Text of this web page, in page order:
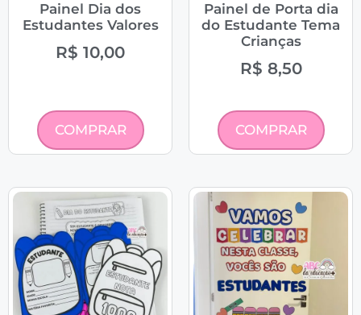
Painel Dia dos
Estudantes Valores
R$ 10,00
COMPRAR
Painel de Porta dia
do Estudante Tema
Crianças
R$ 8,50
COMPRAR